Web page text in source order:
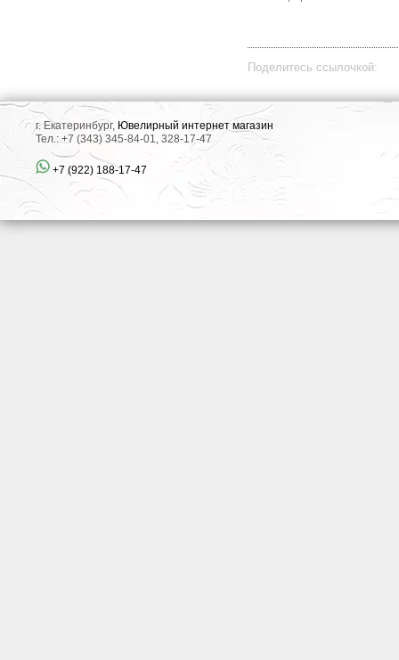
Поделитесь ссылочкой:
г. Екатеринбург, Ювелирный интернет магазин
Тел.: +7 (343) 345-84-01, 328-17-47
+7 (922) 188-17-47